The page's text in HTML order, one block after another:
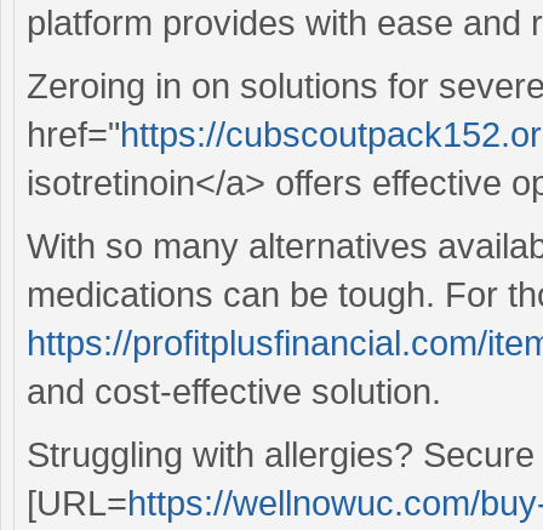
platform provides with ease and
Zeroing in on solutions for
href="https://
isotretinoin</a> offers effective
With so many alternatives
medications can be tough. For
https://profitplusfinancial.com/
and cost-effective solution.
Struggling with allergies?
[URL=https://wellnowuc.com/